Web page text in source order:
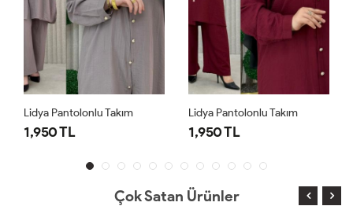
Lidya Pantolonlu Takım
1,950 TL
Lidya Pantolonlu Takım
1,950 TL
Çok Satan Ürünler